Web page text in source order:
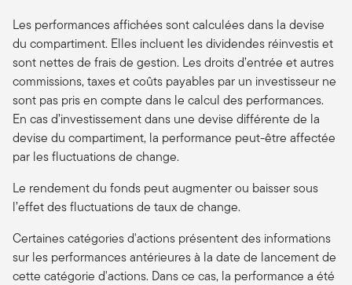
Les performances affichées sont calculées dans la devise
du compartiment. Elles incluent les dividendes réinvestis et
sont nettes de frais de gestion. Les droits d’entrée et autres
commissions, taxes et coûts payables par un investisseur ne
sont pas pris en compte dans le calcul des performances.
En cas d’investissement dans une devise différente de la
devise du compartiment, la performance peut-être affectée
par les fluctuations de change.
Le rendement du fonds peut augmenter ou baisser sous
l’effet des fluctuations de taux de change.
Certaines catégories d'actions présentent des informations
sur les performances antérieures à la date de lancement de
cette catégorie d'actions. Dans ce cas, la performance a été